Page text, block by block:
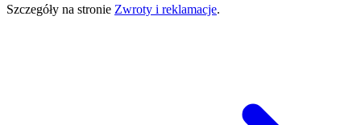
Szczegóły na stronie Zwroty i reklamacje.